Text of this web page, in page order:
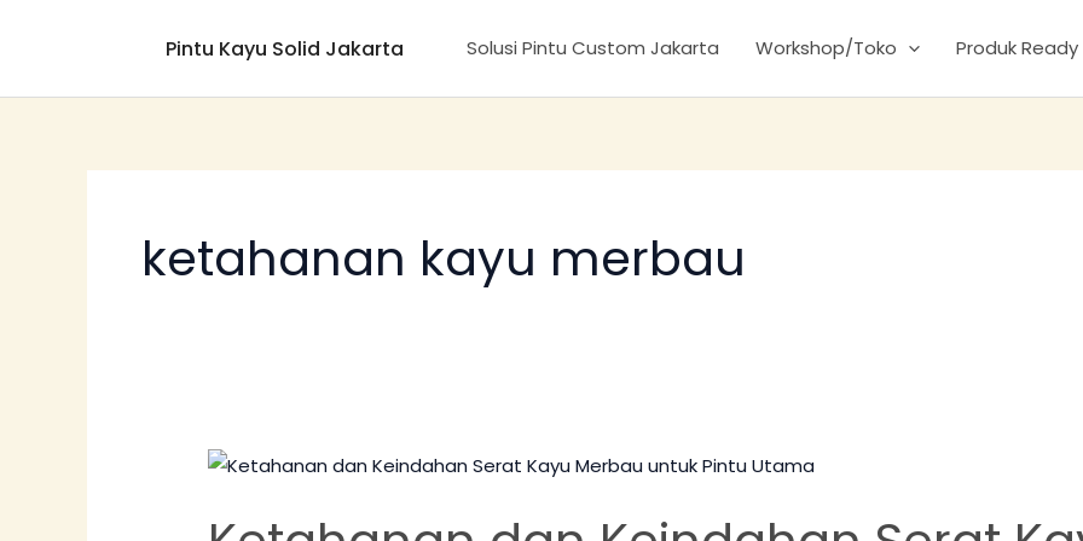
Pintu Kayu Solid Jakarta Solusi Pintu Custom Jakarta Workshop/Toko Produk Ready
ketahanan kayu merbau
Ketahanan
Keindahan